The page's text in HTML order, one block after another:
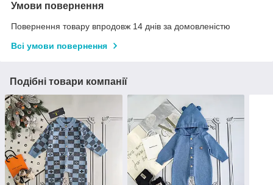
Умови повернення
Повернення товару впродовж 14 днів за домовленістю
Всі умови повернення
Подібні товари компанії